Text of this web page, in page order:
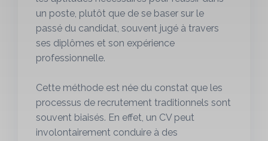
un poste, plutôt que de se baser sur le
passé du candidat, souvent jugé à travers
ses diplômes et son expérience
professionnelle.
Cette méthode est née du constat que les
processus de recrutement traditionnels sont
souvent biaisés. En effet, un CV peut
involontairement conduire à des